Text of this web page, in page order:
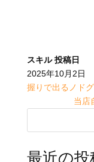
スキル 投稿日
2025年10月2日
握りで出るノド
当店
最近の投